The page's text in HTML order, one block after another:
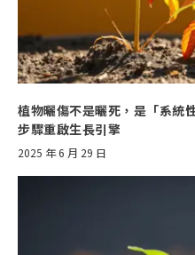
植物曬傷不是曬死，是「系統
步驟重啟生長引擎
2025 年 6 月 29 日